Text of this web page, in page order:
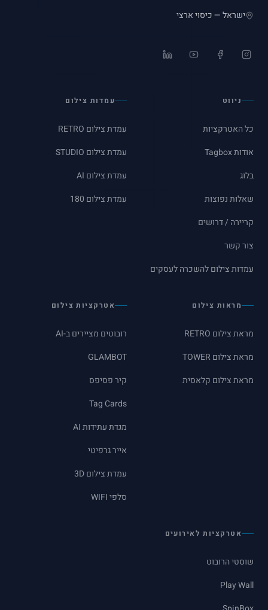
ישראל — כיסוי ארצי
Instagram
Facebook
YouTube
LinkedIn
ניווט
כל האטרקציות
אודות Tagbox
בלוג
שאלות נפוצות
קריירה / דרושים
צור קשר
עמדות צילום להשכרה לעסקים
עמדות צילום
עמדת צילום RETRO
עמדת צילום STUDIO
עמדת צילום AI
עמדת צילום 180
מראות צילום
מראת צילום RETRO
מראת צילום TOWER
מראת צילום קלאסית
אטרקציות צילום
רובוטים מציירים ב-AI
GLAMBOT
קיר פסיפס
Tag Cards
מגדת עתידות AI
אייר גרפיטי
עמדת צילום 3D
סלפי WIFI
אטרקציות לאירועים
שוסטי הרובוט
Play Wall